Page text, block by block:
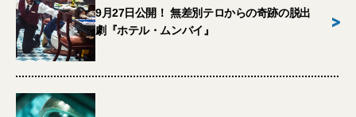
9月27日公開！ 無差別テロからの奇跡の脱出
劇『ホテル・ムンバイ』
>